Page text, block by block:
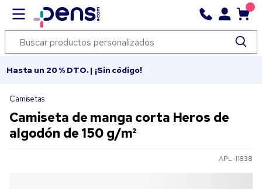
Hasta un 20 % DTO. | ¡Sin código!
Camisetas
Camiseta de manga corta Heros de
algodón de 150 g/m²
APL-11838